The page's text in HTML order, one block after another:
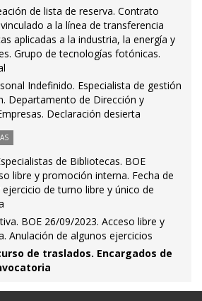
de lista de reserva. Contrato
a la línea de transferencia
aplicadas a la industria, la energía y
Grupo de tecnologías fotónicas.
Indefinido. Especialista de gestión
Departamento de Dirección y
Declaración desierta
de Bibliotecas. BOE
libre y promoción interna. Fecha de
ejercicio de turno libre y único de
BOE 26/09/2023. Acceso libre y
Anulación de algunos ejercicios
de traslados. Encargados de